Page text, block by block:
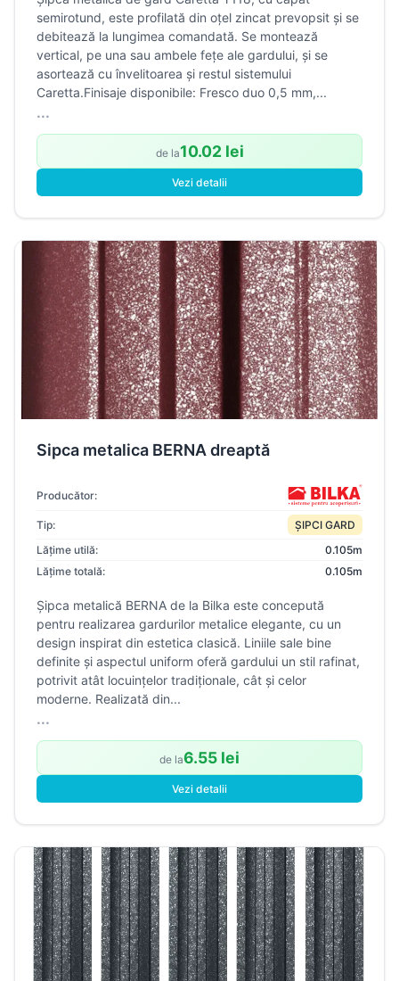
semirotund, este profilată din oțel zincat prevopsit și se
debitează la lungimea comandată. Se montează
vertical, pe una sau ambele fețe ale gardului, și se
asortează cu învelitoarea și restul sistemului
Caretta.Finisaje disponibile: Fresco duo 0,5 mm,...
...
de la10.02 lei
Vezi detalii
Sipca metalica BERNA dreaptă
Producător:
Tip:
ȘIPCI GARD
Lățime utilă:
0.105m
Lățime totală:
0.105m
Șipca metalică BERNA de la Bilka este concepută
pentru realizarea gardurilor metalice elegante, cu un
design inspirat din estetica clasică. Liniile sale bine
definite și aspectul uniform oferă gardului un stil rafinat,
potrivit atât locuințelor tradiționale, cât și celor
moderne. Realizată din...
...
de la6.55 lei
Vezi detalii